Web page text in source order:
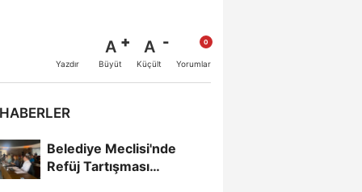
Yazdır
A
Büyüt
A
Küçült Yorumlar
Belediye Meclisi'nde
Refüj Tartışması